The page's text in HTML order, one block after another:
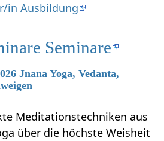
in Ausbildung
Seminare
Jnana Yoga, Vedanta,
Meditationstechniken aus
über die höchste Weisheit